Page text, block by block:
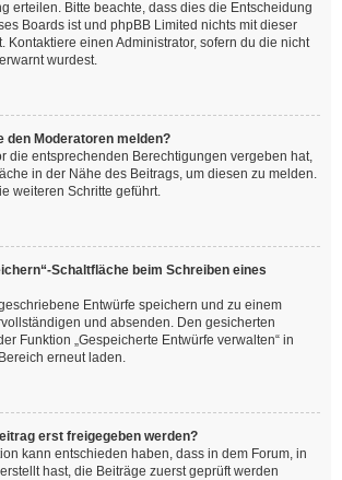
erteilen. Bitte beachte, dass dies die Entscheidung
Boards ist und phpBB Limited nichts mit dieser
Kontaktiere einen Administrator, sofern du die nicht
wurdest.
den Moderatoren melden?
die entsprechenden Berechtigungen vergeben hat,
in der Nähe des Beitrags, um diesen zu melden.
weiteren Schritte geführt.
Schaltfläche beim Schreiben eines
Entwürfe speichern und zu einem
und absenden. Den gesicherten
Funktion „Gespeicherte Entwürfe verwalten“ in
erneut laden.
erst freigegeben werden?
kann entschieden haben, dass in dem Forum, in
hast, die Beiträge zuerst geprüft werden